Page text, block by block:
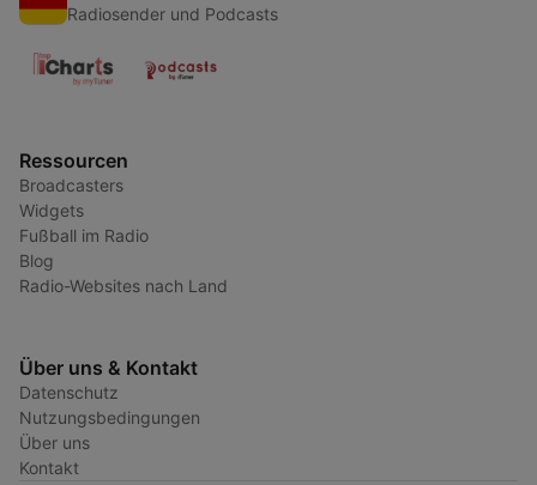
Radiosender und Podcasts
Ressourcen
Broadcasters
Widgets
Fußball im Radio
Blog
Radio-Websites nach Land
Über uns & Kontakt
Datenschutz
Nutzungsbedingungen
Über uns
Kontakt